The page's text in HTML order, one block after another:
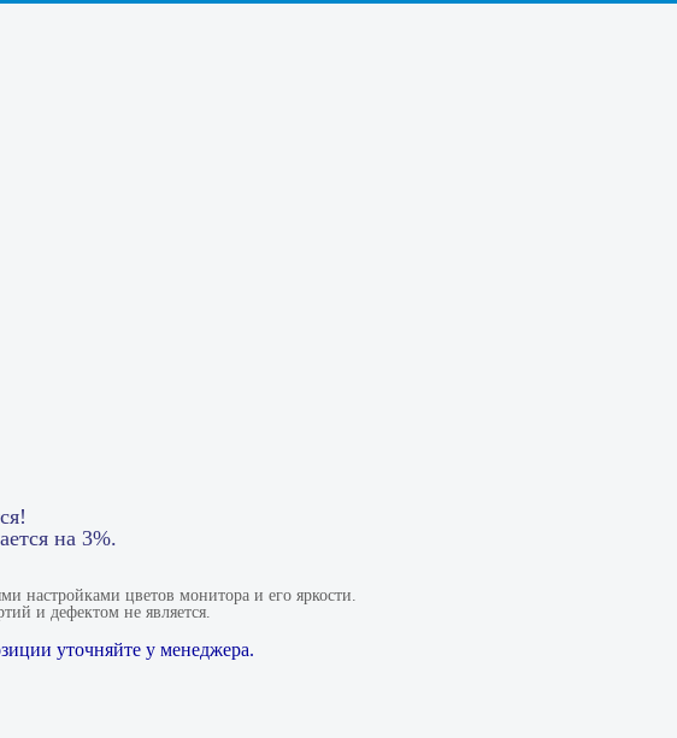
на 3%.
настройками цветов монитора и его яркости.
и дефектом не является.
уточняйте у менеджера.